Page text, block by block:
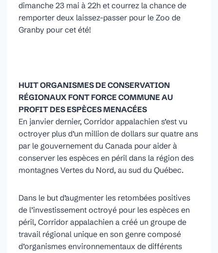
dimanche 23 mai à 22h et courrez la chance de
remporter deux laissez-passer pour le Zoo de
Granby pour cet été!
HUIT ORGANISMES DE CONSERVATION
RÉGIONAUX FONT FORCE COMMUNE AU
PROFIT DES ESPÈCES MENACÉES
En janvier dernier, Corridor appalachien s’est vu
octroyer plus d’un million de dollars sur quatre ans
par le gouvernement du Canada pour aider à
conserver les espèces en péril dans la région des
montagnes Vertes du Nord, au sud du Québec.
Dans le but d’augmenter les retombées positives
de l’investissement octroyé pour les espèces en
péril, Corridor appalachien a créé un groupe de
travail régional unique en son genre composé
d’organismes environnementaux de différents